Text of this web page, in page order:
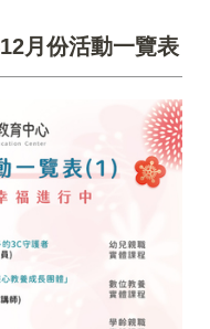
月份活動一覽表